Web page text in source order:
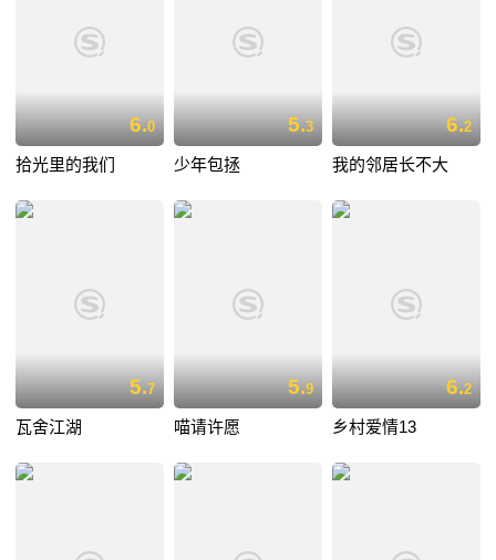
6.0
拾光里的我们
5.3
少年包拯
6.2
我的邻居长不大
5.7
瓦舍江湖
5.9
喵请许愿
6.2
乡村爱情13